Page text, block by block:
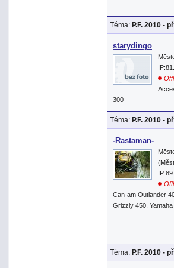
Téma: P.F. 2010 -
starydingo
300
Téma: P.F. 2010 -
-Rastaman-
Can-am Outlander
Grizzly 450,
Téma: P.F. 2010 -